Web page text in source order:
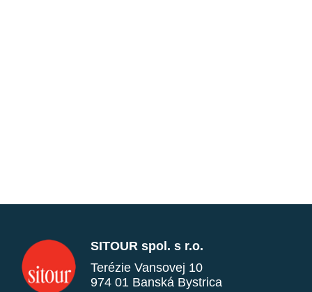
SITOUR spol. s r.o.
Terézie Vansovej 10
974 01 Banská Bystrica